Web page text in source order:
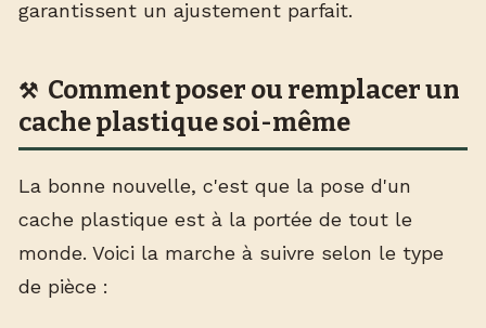
garantissent un ajustement parfait.
Comment poser ou remplacer un
cache plastique soi-même
La bonne nouvelle, c'est que la pose d'un
cache plastique est à la portée de tout le
monde. Voici la marche à suivre selon le type
de pièce :